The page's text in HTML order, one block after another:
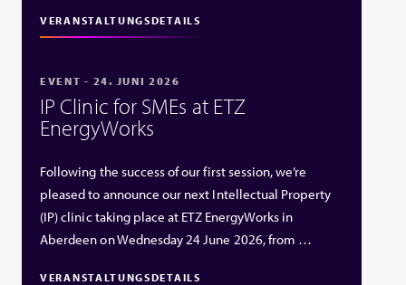
VERANSTALTUNGSDETAILS
EVENT - 24. JUNI 2026
IP Clinic for SMEs at ETZ
EnergyWorks
Following the success of our first session, we’re
pleased to announce our next Intellectual Property
(IP) clinic taking place at ETZ EnergyWorks in
Aberdeen on Wednesday 24 June 2026, from …
VERANSTALTUNGSDETAILS